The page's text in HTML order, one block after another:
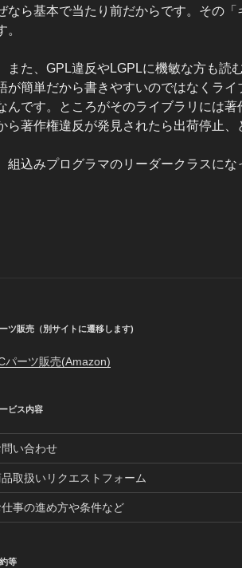
なら基本で当たり前だからです。その
。
また、GPL違反やLGPLに機敏な方も読
が簡単だから書きやすいのではなくラ
んです。ところがそのライブラリには
ら著作権違反が発見されたら出荷停止、
組込みプログラマのリーダークラスにな
ツ販売（別サイトに遷移します)
パーツ販売(Amazon)
ビス内容
問い合わせ
取扱いリクエストフォーム
仕事の進め方や条件など
等